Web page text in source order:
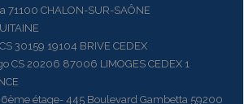
CHALON-SUR-SAÔNE
30159 19104 BRIVE CEDEX
20206 87006 LIMOGES CEDEX 1
étage- 445 Boulevard Gambetta 59200